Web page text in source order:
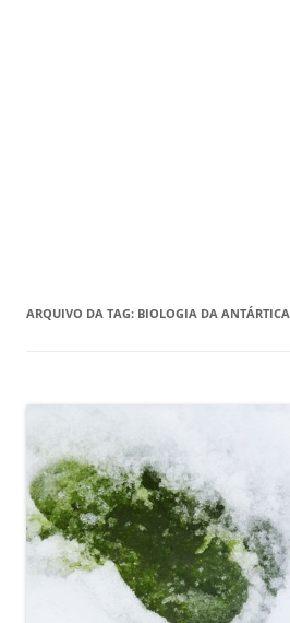
ARQUIVO DA TAG: BIOLOGIA DA ANTÁRTICA